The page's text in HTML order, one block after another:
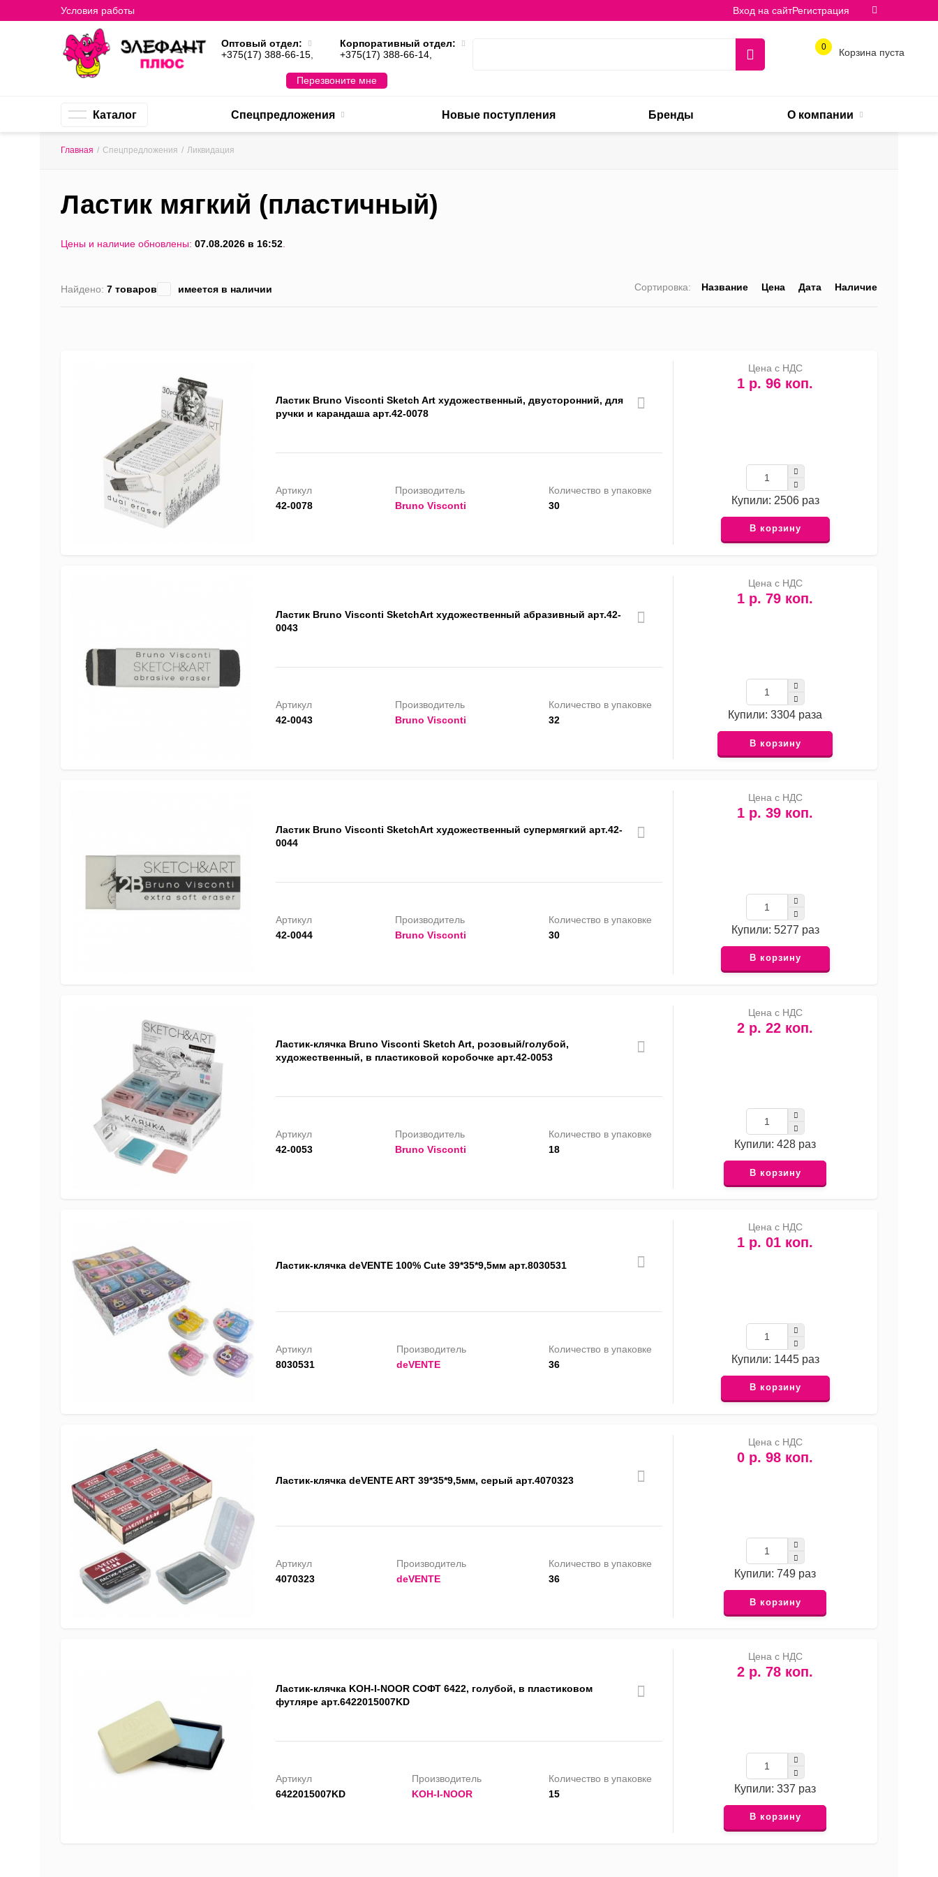
Условия работы Вход на сайтРегистрация
0 Корзина пуста
Оптовый отдел:
+375(17) 388-66-15,
Корпоративный отдел:
+375(17) 388-66-14,
Перезвоните мне
Каталог Спецпредложения Новые поступления Бренды О компании
Главная / Спецпредложения / Ликвидация
Ластик мягкий (пластичный)
Цены и наличие обновлены: 07.08.2026 в 16:52.
Найдено: 7 товаров имеется в наличии Сортировка: Название Цена Дата Наличие
Ластик Bruno Visconti Sketch Art художественный, двусторонний, для
ручки и карандаша арт.42-0078
Артикул
42-0078
Производитель
Bruno Visconti
Количество в упаковке
30
Цена с НДС
1 р. 96 коп.
Купили: 2506 раз
В корзину
Ластик Bruno Visconti SketchArt художественный абразивный арт.42-
0043
Артикул
42-0043
Производитель
Bruno Visconti
Количество в упаковке
32
Цена с НДС
1 р. 79 коп.
Купили: 3304 раза
В корзину
Ластик Bruno Visconti SketchArt художественный супермягкий арт.42-
0044
Артикул
42-0044
Производитель
Bruno Visconti
Количество в упаковке
30
Цена с НДС
1 р. 39 коп.
Купили: 5277 раз
В корзину
Ластик-клячка Bruno Visconti Sketch Art, розовый/голубой,
художественный, в пластиковой коробочке арт.42-0053
Артикул
42-0053
Производитель
Bruno Visconti
Количество в упаковке
18
Цена с НДС
2 р. 22 коп.
Купили: 428 раз
В корзину
Ластик-клячка deVENTE 100% Cute 39*35*9,5мм арт.8030531
Артикул
8030531
Производитель
deVENTE
Количество в упаковке
36
Цена с НДС
1 р. 01 коп.
Купили: 1445 раз
В корзину
Ластик-клячка deVENTE ART 39*35*9,5мм, серый арт.4070323
Артикул
4070323
Производитель
deVENTE
Количество в упаковке
36
Цена с НДС
0 р. 98 коп.
Купили: 749 раз
В корзину
Ластик-клячка KOH-I-NOOR СОФТ 6422, голубой, в пластиковом
футляре арт.6422015007KD
Артикул
6422015007KD
Производитель
KOH-I-NOOR
Количество в упаковке
15
Цена с НДС
2 р. 78 коп.
Купили: 337 раз
В корзину